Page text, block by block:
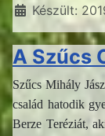
Készült:
A Szűcs
Szűcs Mihály
család hatodik
Berze Teréziát,